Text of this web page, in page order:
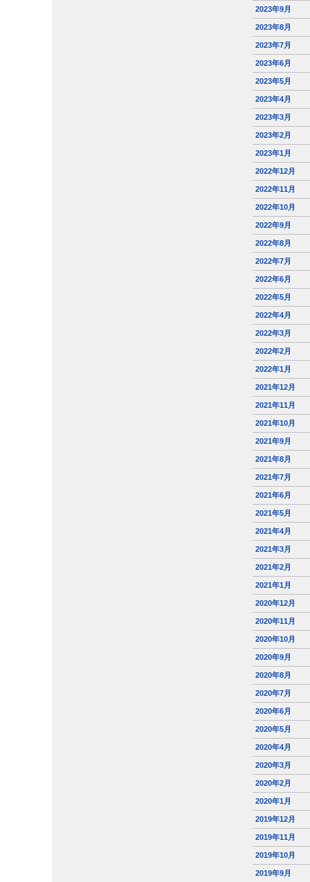
2023年9月
2023年8月
2023年7月
2023年6月
2023年5月
2023年4月
2023年3月
2023年2月
2023年1月
2022年12月
2022年11月
2022年10月
2022年9月
2022年8月
2022年7月
2022年6月
2022年5月
2022年4月
2022年3月
2022年2月
2022年1月
2021年12月
2021年11月
2021年10月
2021年9月
2021年8月
2021年7月
2021年6月
2021年5月
2021年4月
2021年3月
2021年2月
2021年1月
2020年12月
2020年11月
2020年10月
2020年9月
2020年8月
2020年7月
2020年6月
2020年5月
2020年4月
2020年3月
2020年2月
2020年1月
2019年12月
2019年11月
2019年10月
2019年9月